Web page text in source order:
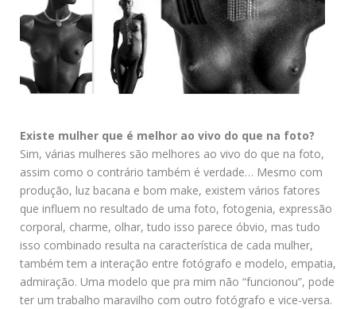
Existe mulher que é melhor ao vivo do que na foto?
Sim, várias mulheres são melhores ao vivo do que na foto,
assim como o contrário também é verdade… Mesmo com
produção, luz bacana e bom make, existem vários fatores
que influem no resultado de uma foto, fotogenia, expressão
corporal, charme, olhar, tudo isso parece óbvio, mas tudo
isso combinado resulta na característica de cada mulher,
também tem a interação entre fotógrafo e modelo, empatia,
admiração. Uma modelo que pra mim não “funcionou”, pode
ter um trabalho maravilho com outro fotógrafo e vice-versa.